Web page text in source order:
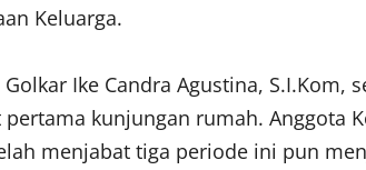
Keluarga.
Ike Candra Agustina, S.I.Kom,
kunjungan rumah. Anggota
menjabat tiga periode ini pun